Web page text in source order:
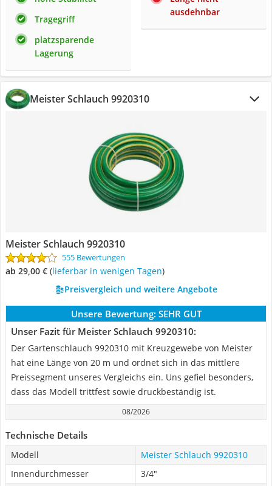
Tragegriff
platzsparende
Lagerung
ausdehnbar
Meister Schlauch 9920310
Meister Schlauch 9920310
555 Bewertungen
ab 29,00 € ( Lieferbar in wenigen Tagen)
Preisvergleich und weitere Angebote
Unsere Bewertung: SEHR GUT
Unser Fazit für Meister Schlauch 9920310:
Der Gartenschlauch 9920310 mit Kreuzgewebe von Meister
hat eine Länge von 20 m und ordnet sich in das mittlere
Preissegment unseres Vergleichs ein. Uns gefiel besonders,
dass das Modell trittfest sowie druckbeständig ist.
08/2026
Technische Details
Modell
Meister Schlauch 9920310
Innendurchmesser
3/4"